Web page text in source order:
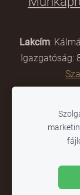
Lakcím: